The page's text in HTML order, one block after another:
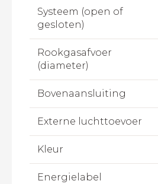
Systeem (open of
gesloten)
Rookgasafvoer
(diameter)
Bovenaansluiting
Externe luchttoevoer
Kleur
Energielabel